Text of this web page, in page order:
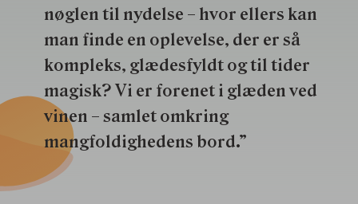
nøglen til nydelse – hvor ellers kan
man finde en oplevelse, der er så
kompleks, glædesfyldt og til tider
magisk? Vi er forenet i glæden ved
vinen – samlet omkring
mangfoldighedens bord.”